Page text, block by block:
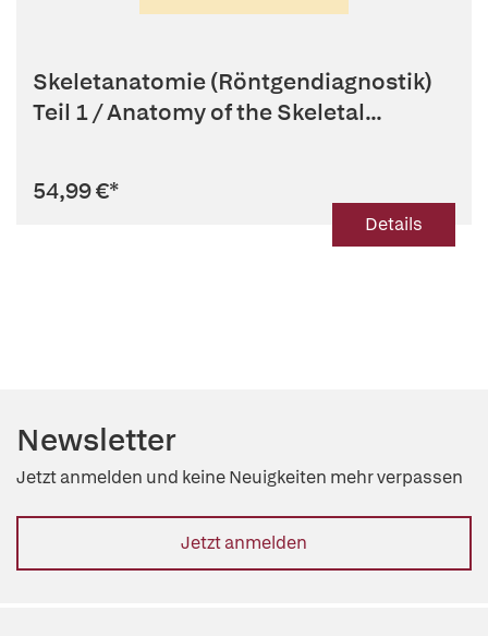
Skeletanatomie (Röntgendiagnostik)
Teil 1 / Anatomy of the Skeletal...
54,99 €*
Details
Newsletter
Jetzt anmelden und keine Neuigkeiten mehr verpassen
Jetzt anmelden